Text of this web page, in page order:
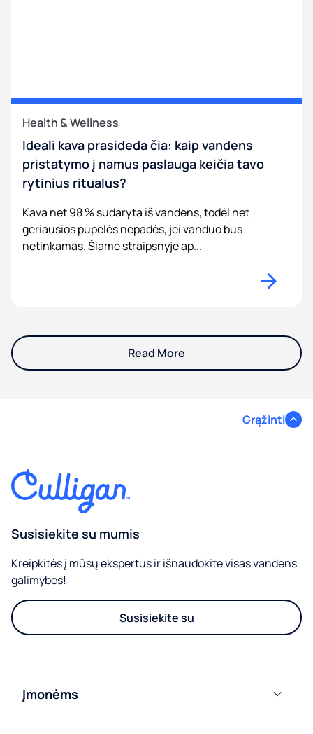
Health & Wellness
Ideali kava prasideda čia: kaip vandens
pristatymo į namus paslauga keičia tavo
rytinius ritualus?
Kava net 98 % sudaryta iš vandens, todėl net
geriausios pupelės nepadės, jei vanduo bus
netinkamas. Šiame straipsnyje ap...
Read More
Grąžinti
Susisiekite su mumis
Kreipkitės į mūsų ekspertus ir išnaudokite visas vandens
galimybes!
Susisiekite su
Įmonėms
Vandens